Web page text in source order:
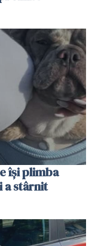
își plimba
a stârnit